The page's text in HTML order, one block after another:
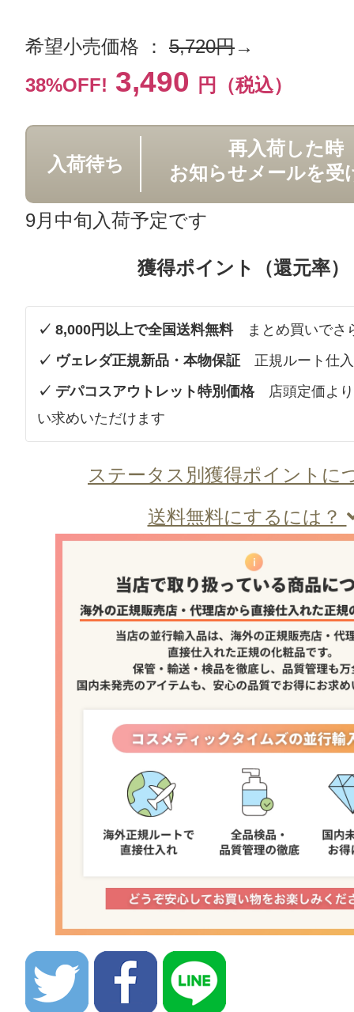
希望小売価格 ： 5,720円→
38%OFF! 3,490 円（税込）
入荷待ち
再入荷した時
お知らせメールを受
9月中旬入荷予定です
獲得ポイント（還元率）
✓ 8,000円以上で全国送料無料まとめ買いでさ
✓ ヴェレダ正規新品・本物保証 正規ルート仕
✓ デパコスアウトレット特別価格店頭定価より
い求めいただけます
ステータス別獲得ポイントに
送料無料にするには？